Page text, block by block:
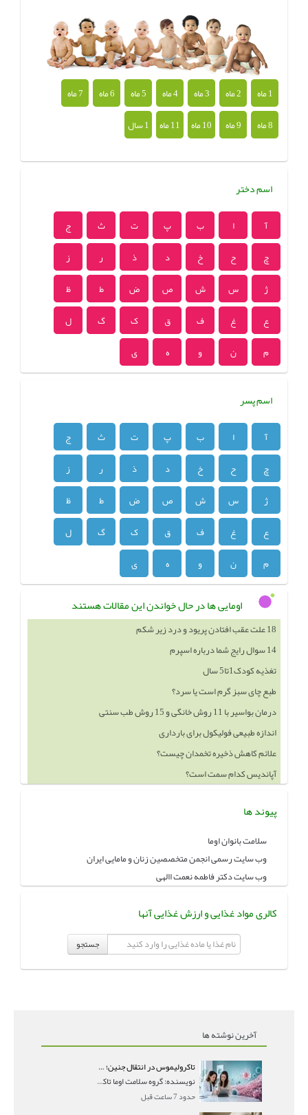
1 ماه 2 ماه 3 ماه 4 ماه 5 ماه 6 ماه
7 ماه
8 ماه
9 ماه 10 ماه 11 ماه 1 سال
اسم دختر
آ ا ب پ ت ث
ج
چ
ح خ د ذ ر
ز
ژ
س ش ص ض ط
ظ
ع
غ ف ق ک گ
ل
م
ن و ه ی
اسم پسر
آ ا ب پ ت ث
ج
چ
ح خ د ذ ر
ز
ژ
س ش ص ض ط
ظ
ع
غ ف ق ک گ
ل
م
ن و ه ی
اومایی ها در حال خواندن این مقالات هستند
18 علت عقب افتادن پریود و درد زیر شکم
14 سوال رایج شما درباره اسپرم
تغذیه کودک1تا5 سال
طبع چای سبز گرم است یا سرد؟
درمان بواسیر با 11 روش خانگی و 15 روش طب سنتی
اندازه طبیعی فولیکول برای بارداری
علائم کاهش ذخیره تخمدان چیست؟
آپاندیس کدام سمت است؟
پیوند ها
سلامت بانوان اوما
وب سایت رسمی انجمن متخصصین زنان و مامایی ایران
وب سایت دکتر فاطمه نعمت االهی
کالری مواد غذایی و ارزش غذایی آنها
جستجو
آخرین نوشته ها
تاکرولیموس در انتقال جنین؛ آیا شانس لانه‌گزینی را افزایش می‌دهد؟
نویسنده: گروه سلامت اوما تاکرولیموس در انتقال جنین
حدود 7 ساعت قبل